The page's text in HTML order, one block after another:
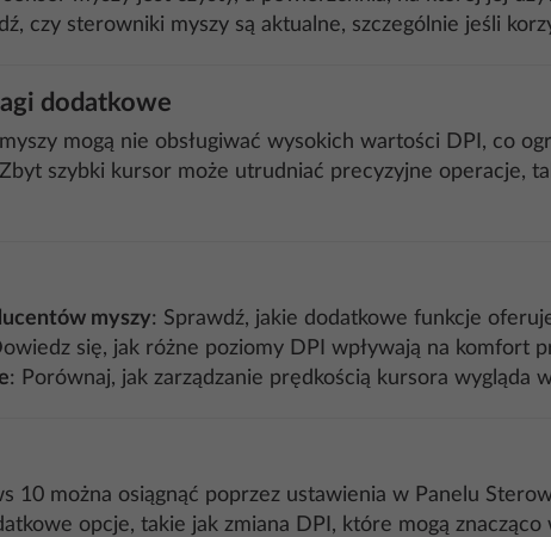
czy sterowniki myszy są aktualne, szczególnie jeśli
dodatkowe
mogą nie obsługiwać wysokich wartości DPI, co
szybki kursor może utrudniać precyzyjne operacje,
myszy: Sprawdź, jakie dodatkowe funkcje
się, jak różne poziomy DPI wpływają na komfort
: Porównaj, jak zarządzanie prędkością kursora wygląda
10 można osiągnąć poprzez ustawienia w Panelu
opcje, takie jak zmiana DPI, które mogą znacząco